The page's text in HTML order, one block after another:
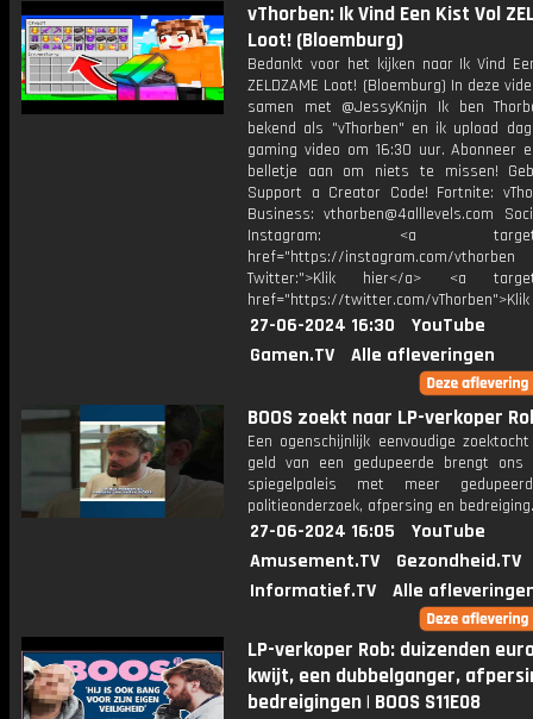
vThorben: Ik Vind Een Kist Vol
Loot! (Bloemburg)
Bedankt voor het kijken naar Ik Vind
ZELDZAME Loot! (Bloemburg) In deze
samen met @JessyKnijn Ik ben
bekend als "vThorben" en ik upload
gaming video om 16:30 uur. Abonneer
belletje aan om niets te missen!
Support a Creator Code! Fortnite:
Business: vthorben@4alllevels.com
Instagram: <a
href="https://instagram.com/vthorben
Twitter:">Klik hier</a> <a
href="https://twitter.com/
27-06-2024 16:30
YouTube
Gamen.TV
Alle afleveringen
BOOS zoekt naar LP-verkoper
Een ogenschijnlijk eenvoudige
geld van een gedupeerde brengt ons
spiegelpaleis met meer
politieonderzoek, afpersing en bedreiging.
27-06-2024 16:05
YouTube
Amusement.TV
Gezondheid.TV
Informatief.TV
Alle
LP-verkoper Rob: duizenden
kwijt, een dubbelganger,
bedreigingen | BOOS S11E08